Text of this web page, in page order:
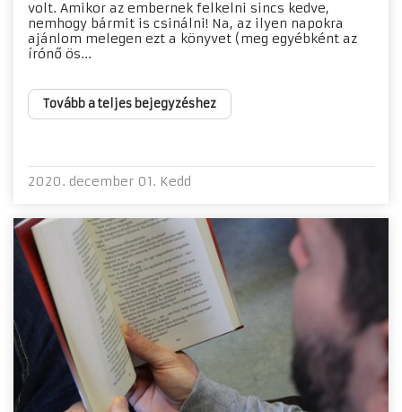
volt. Amikor az embernek felkelni sincs kedve,
nemhogy bármit is csinálni! Na, az ilyen napokra
ajánlom melegen ezt a könyvet (meg egyébként az
írónő ös...
Tovább a teljes bejegyzéshez
2020. december 01. Kedd